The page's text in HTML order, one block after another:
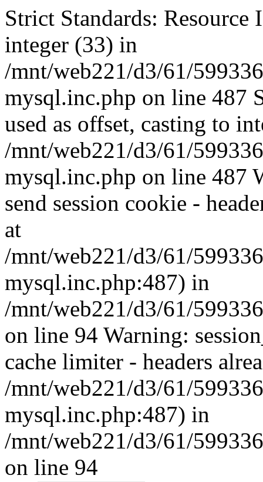
Strict Standards: Resource
integer (33) in
/mnt/web221/d3/61/
mysql.inc.php on line 487
used as offset, casting to
/mnt/web221/d3/61/
mysql.inc.php on line 487
send session cookie -
at
/mnt/web221/d3/61/
mysql.inc.php:487) in
/mnt/web221/d3/61/
on line 94 Warning:
cache limiter - headers
/mnt/web221/d3/61/
mysql.inc.php:487) in
/mnt/web221/d3/61/
on line 94